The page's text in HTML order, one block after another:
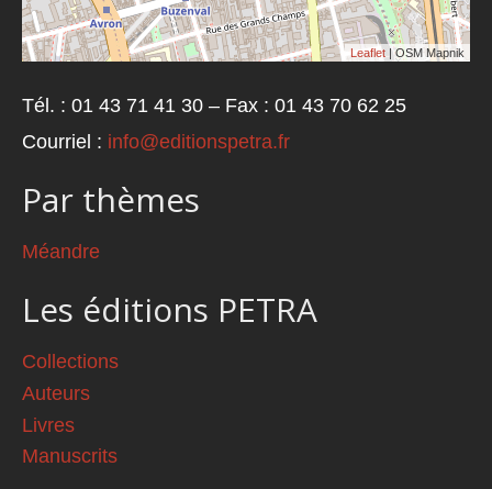
Leaflet | OSM Mapnik
Tél. : 01 43 71 41 30 – Fax : 01 43 70 62 25
Courriel : info@editionspetra.fr
Par thèmes
Méandre
Les éditions PETRA
Collections
Auteurs
Livres
Manuscrits